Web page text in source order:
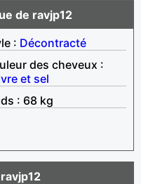
de ravjp12
: Décontracté
des cheveux :
et sel
: 68 kg